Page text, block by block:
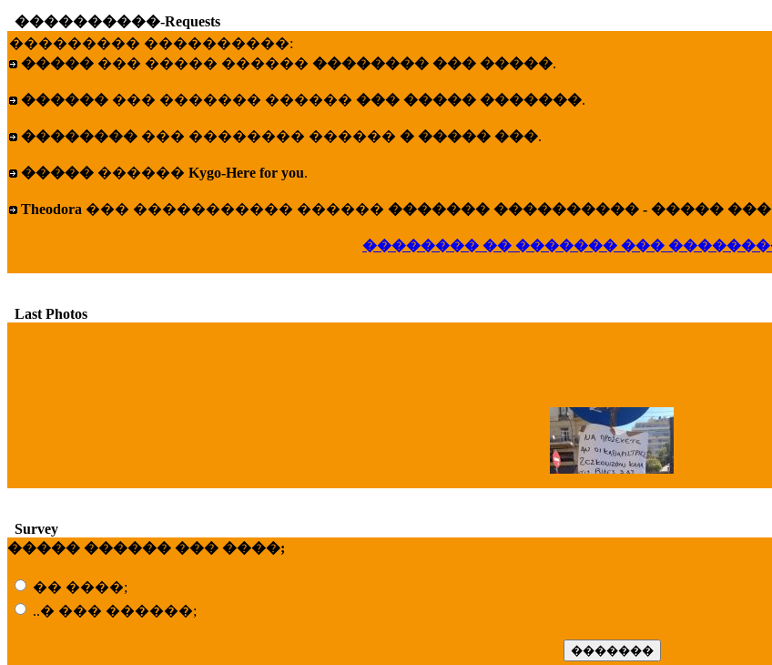
����������-Requests
��������� ����������:
����� ��� ����� ������ �������� ��� �����.
������ ��� ������� ������ ��� ����� �������.
�������� ��� �������� ������ � ����� ���.
����� ������ Kygo-Here for you.
Theodora ��� ����������� ������ ������� ���������� - �����
�������� �� ������� ���
Last Photos
Survey
����� ������ ��� ����;
�� ����;
..� ��� ������;